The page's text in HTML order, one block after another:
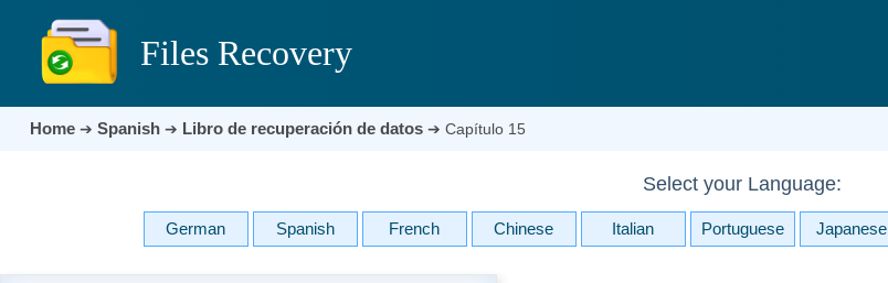
Files Recovery
Home➔ Spanish ➔ Libro de recuperación de datos➔ Capítulo 15
Select your Language:
German Spanish French Chinese Italian Portuguese Japanese